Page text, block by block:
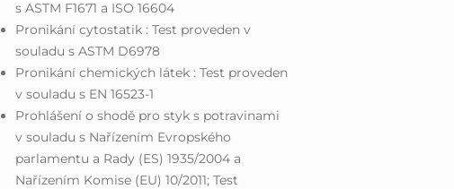
s ASTM F1671 a ISO 16604
Pronikání cytostatik : Test proveden v
souladu s ASTM D6978
Pronikání chemických látek : Test proveden
v souladu s EN 16523-1
Prohlášení o shodě pro styk s potravinami
v souladu s Nařízením Evropského
parlamentu a Rady (ES) 1935/2004 a
Nařízením Komise (EU) 10/2011; Test